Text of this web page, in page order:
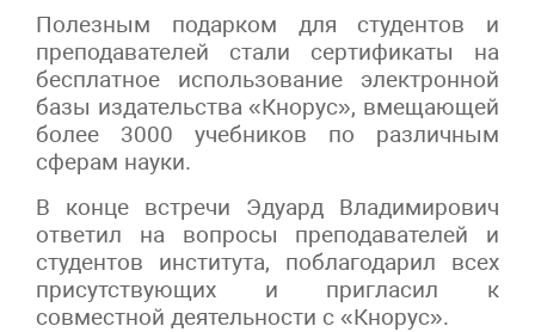
Полезным подарком для студентов и
преподавателей стали сертификаты на
бесплатное использование электронной
базы издательства «Кнорус», вмещающей
более 3000 учебников по различным
сферам науки.
В конце встречи Эдуард Владимирович
ответил на вопросы преподавателей и
студентов института, поблагодарил всех
присутствующих и пригласил к
совместной деятельности с «Кнорус».